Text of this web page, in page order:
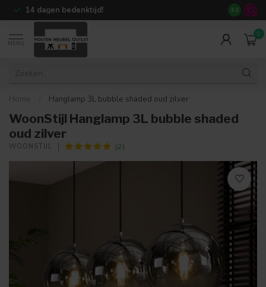
14 dagen bedenktijd! +80.000
9.3
MENU
0
Home Hanglamp 3L bubble shaded oud zilver
WoonStijl Hanglamp 3L bubble shaded
oud zilver
WOONSTIJL (2)